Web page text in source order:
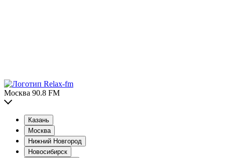
Москва 90.8 FM
Казань
Москва
Нижний Новгород
Новосибирск